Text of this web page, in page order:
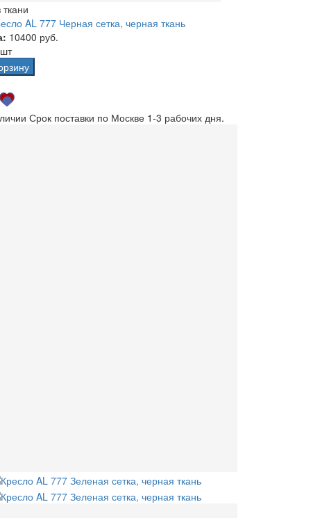
AL 777 Черная сетка, черная ткань
10400 руб.
Срок поставки по Москве 1-3 рабочих дня.